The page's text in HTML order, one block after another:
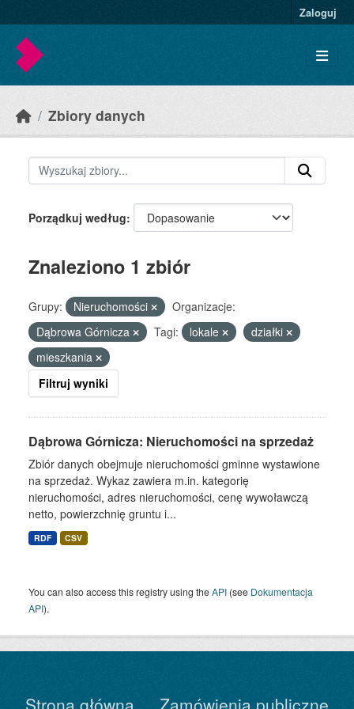
Zaloguj
Zbiory danych
Porządkuj według
Znaleziono 1 zbiór
Grupy: Nieruchomości
Organizacje:
Dąbrowa Górnicza
Tagi: lokale
działki
mieszkania
Filtruj wyniki
Dąbrowa Górnicza: Nieruchomości na sprzedaż
Zbiór danych obejmuje nieruchomości gminne wystawione
na sprzedaż. Wykaz zawiera m.in. kategorię
nieruchomości, adres nieruchomości, cenę wywoławczą
netto, powierzchnię gruntu i...
RDF CSV
You can also access this registry using theAPI (see Dokumentacja
API).
Strona główna Zamówienia publiczne